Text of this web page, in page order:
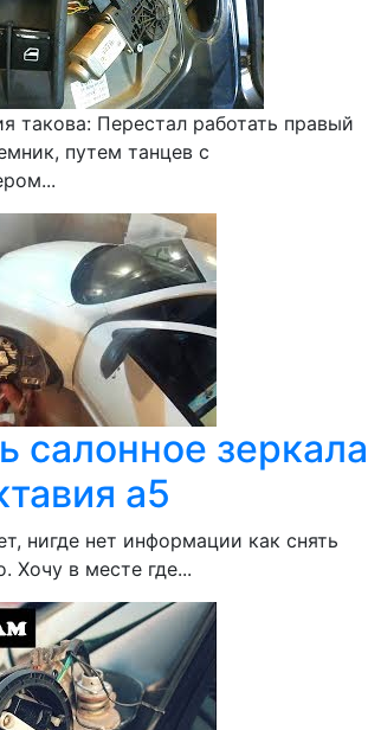
такова: Перестал работать правый
путем танцев с
салонное зеркала
а5
нигде нет информации как снять
Хочу в месте где...